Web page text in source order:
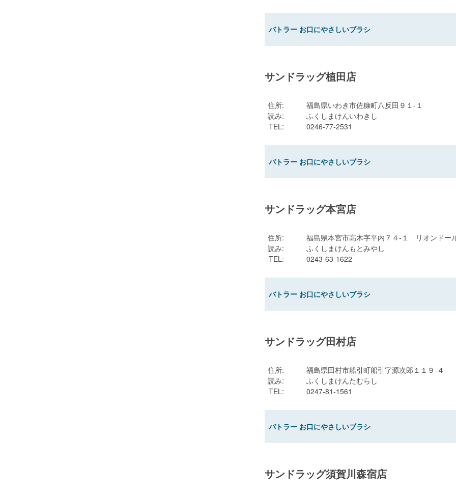
バトラー お口にやさしいブラシ
サンドラッグ植田店
住所:
福島県いわき市佐糠町八反田９１-１
読み:
ふくしまけんいわきし
TEL: 0246-77-2531
バトラー お口にやさしいブラシ
サンドラッグ本宮店
住所:
福島県本宮市高木字平内７４-１ リオンドー
読み:
ふくしまけんもとみやし
TEL: 0243-63-1622
バトラー お口にやさしいブラシ
サンドラッグ田村店
住所:
福島県田村市船引町船引字源次郎１１９-４
読み:
ふくしまけんたむらし
TEL: 0247-81-1561
バトラー お口にやさしいブラシ
サンドラッグ須賀川森宿店